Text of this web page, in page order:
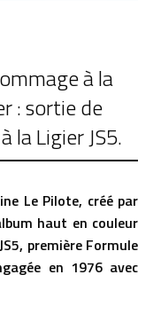
à la
: sortie de
la Ligier JS5.
Le Pilote, créé par
haut en couleur
première Formule
en 1976 avec